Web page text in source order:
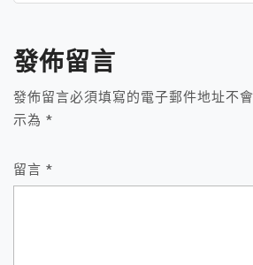
發佈留言
發佈留言必須填寫的電子郵件地址不會
示為 *
留言 *